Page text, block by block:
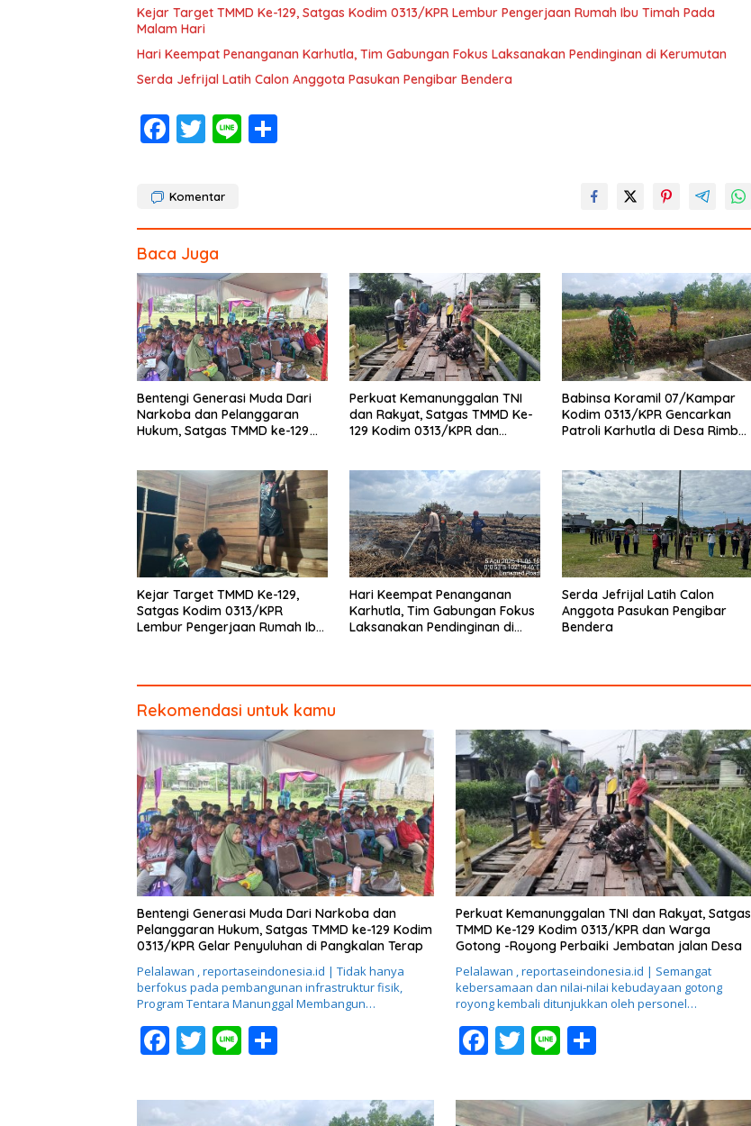
Kejar Target TMMD Ke-129, Satgas Kodim 0313/KPR Lembur Pengerjaan Rumah Ibu Timah Pada
Malam Hari
Hari Keempat Penanganan Karhutla, Tim Gabungan Fokus Laksanakan Pendinginan di Kerumutan
Serda Jefrijal Latih Calon Anggota Pasukan Pengibar Bendera
F
e
o
o
k
T
itt
Li
Komentar
Baca Juga
Bentengi Generasi Muda Dari
Narkoba dan Pelanggaran
Hukum, Satgas TMMD ke-129
Perkuat Kemanunggalan TNI
dan Rakyat, Satgas TMMD Ke-
129 Kodim 0313/KPR dan
Babinsa Koramil 07/Kampar
Kodim 0313/KPR Gencarkan
Patroli Karhutla di Desa Rimbo
Kejar Target TMMD Ke-129,
Satgas Kodim 0313/KPR
Lembur Pengerjaan Rumah Ibu
Hari Keempat Penanganan
Karhutla, Tim Gabungan Fokus
Laksanakan Pendinginan di
Serda Jefrijal Latih Calon
Anggota Pasukan Pengibar
Bendera
Rekomendasi untuk kamu
Bentengi Generasi Muda Dari Narkoba dan
Pelanggaran Hukum, Satgas TMMD ke-129 Kodim
0313/KPR Gelar Penyuluhan di Pangkalan Terap
Pelalawan , reportaseindonesia.id | Tidak hanya
berfokus pada pembangunan infrastruktur fisik,
Program Tentara Manunggal Membangun…
F
e
T
itt
Li
e ar
Perkuat Kemanunggalan TNI dan Rakyat, Satgas
TMMD Ke-129 Kodim 0313/KPR dan Warga
Gotong -Royong Perbaiki Jembatan jalan Desa
Pelalawan , reportaseindonesia.id | Semangat
kebersamaan dan nilai-nilai kebudayaan gotong
royong kembali ditunjukkan oleh personel…
F
e
T
itt
Li
e
S
ar